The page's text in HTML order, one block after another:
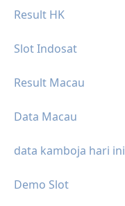
Result HK
Slot Indosat
Result Macau
Data Macau
data kamboja hari ini
Demo Slot